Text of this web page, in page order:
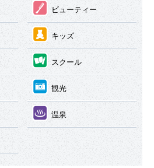
② ビューティー
④ キッズ
⑥ スクール
⑧ 観光
⑩ 温泉